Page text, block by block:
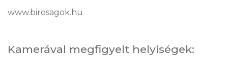
www.birosagok.hu
Kamerával megfigyelt helyiségek: